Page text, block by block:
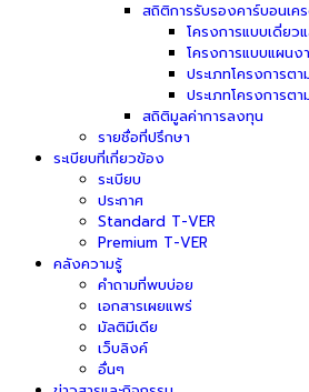
สถิติการรับรองคาร์บอนเค
โครงการแบบเดี่ยว
โครงการแบบแผนง
ประเภทโครงการต
ประเภทโครงการต
สถิติมูลค่าการลงทุน
รายชื่อที่ปรึกษา
ระเบียบที่เกี่ยวข้อง
ระเบียบ
ประกาศ
Standard T-VER
Premium T-VER
คลังความรู้
คำถามที่พบบ่อย
เอกสารเผยแพร่
มัลติมีเดีย
เว็บลิงค์
อื่นๆ